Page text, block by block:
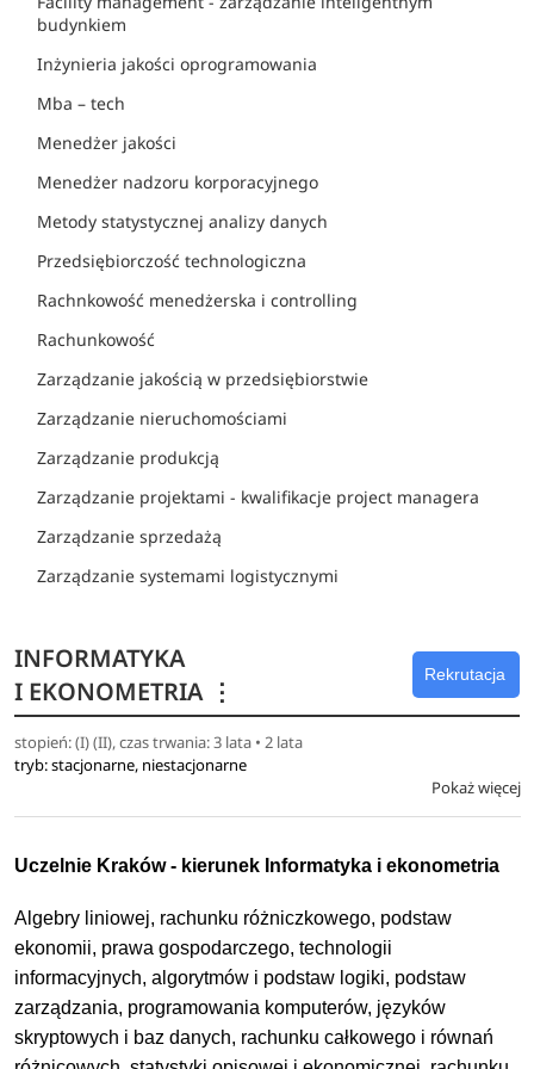
INFORMATYKA
I EKONOMETRIA ⋮
Rekrutacja
stopień: (I) (II), czas trwania: 3 lata • 2 lata
tryb: stacjonarne, niestacjonarne
Pokaż więcej
Uczelnie Kraków - kierunek Informatyka i ekonometria
Algebry liniowej, rachunku różniczkowego, podstaw
ekonomii, prawa gospodarczego, technologii
informacyjnych, algorytmów i podstaw logiki, podstaw
zarządzania, programowania komputerów, języków
skryptowych i baz danych, rachunku całkowego i równań
budynkiem
Inżynieria jakości oprogramowania
Mba – tech
Menedżer jakości
Menedżer nadzoru korporacyjnego
Metody statystycznej analizy danych
Przedsiębiorczość technologiczna
Rachnkowość menedżerska i controlling
Rachunkowość
Zarządzanie jakością w przedsiębiorstwie
Zarządzanie nieruchomościami
Zarządzanie produkcją
Zarządzanie projektami - kwalifikacje project managera
Zarządzanie sprzedażą
Zarządzanie systemami logistycznymi